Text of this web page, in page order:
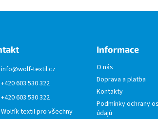
info@wolf-textil.cz
+420 603 530 322
+420 603 530 322
Wolfík textil pro všechny
Informace
O nás
Doprava a platba
Kontakty
Podmínky ochrany
údajů